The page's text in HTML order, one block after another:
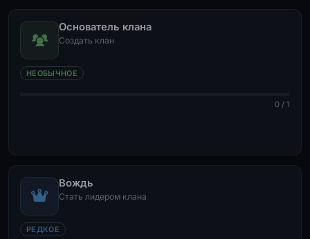
Основатель клана
Создать клан
НЕОБЫЧНОЕ
0 / 1
Вождь
Стать лидером клана
РЕДКОЕ